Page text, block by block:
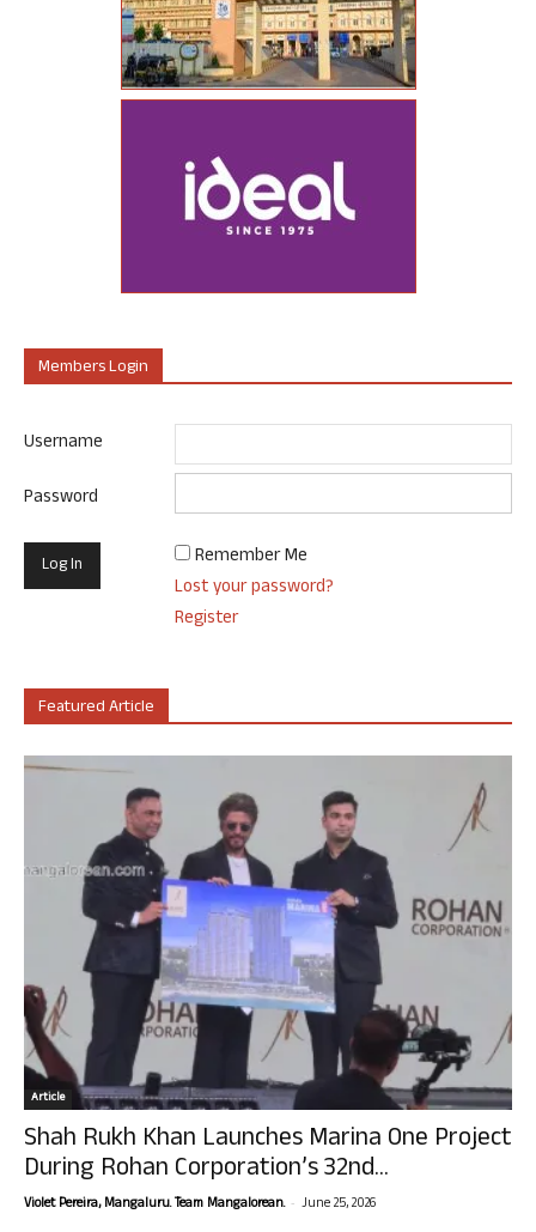
Members Login
Username
Password
Remember Me
Lost your password?
Register
Featured Article
Article
Shah Rukh Khan Launches Marina One Project
During Rohan Corporation’s 32nd...
Violet Pereira, Mangaluru. Team Mangalorean. - June 25, 2026